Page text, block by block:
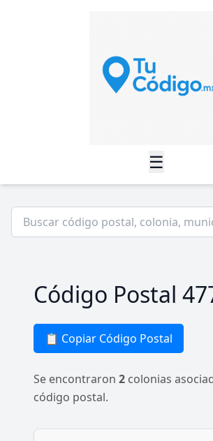
☰
Código Postal
📋 Copiar Código Postal
Se encontraron 2 colonias
código postal.